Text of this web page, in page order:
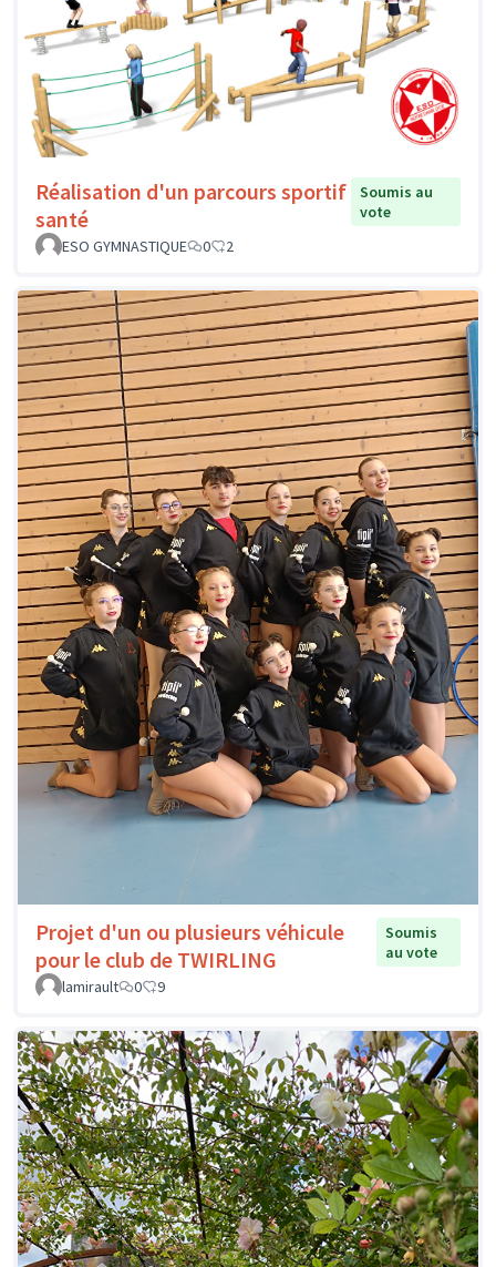
Réalisation d'un parcours sportif
santé
Soumis au
vote
ESO GYMNASTIQUE
0 2
Projet d'un ou plusieurs véhicule
pour le club de TWIRLING
Soumis
au vote
lamirault
0 9